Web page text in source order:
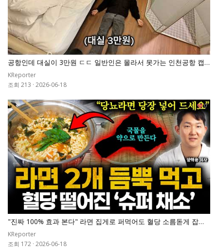
공항인데 대실이 3만원 ㄷㄷ 일반인은 몰라서 못가는 인천공항 캡
슐호텔
KReporter
조회 213 · 2026-06-18
"진짜 100% 효과 본다" 라면 집게로 퍼먹어도 혈당 소름돋게 잡아
준 '1등 채소' 넣고 끓이세요. 췌장 살아나고 당화혈색소 7로 뚝 떨어
집니다
KReporter
조회 172 · 2026-06-18
0